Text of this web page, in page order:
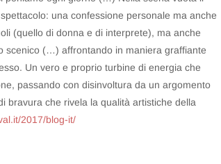
una confessione personale ma anche
(quello di donna e di interprete), ma anche
scenico (…) affrontando in maniera graffiante
Un vero e proprio turbine di energia che
passando con disinvoltura da un argomento
bravura che rivela la qualità artistiche della
2017/blog-it/